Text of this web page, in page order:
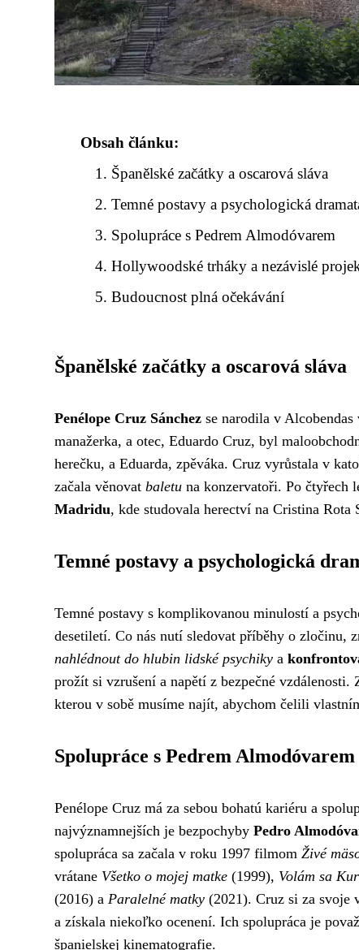
Obsah článku:
Španělské začátky a oscarová sláva
Temné postavy a psychologická
Spolupráce s Pedrem Almodóvarem
Hollywoodské trháky a nezávislé
Budoucnost plná očekávání
Španělské začátky a oscarová sláva
Penélope Cruz Sánchez se narodila v
manažerka, a otec, Eduardo Cruz, byl
herečku, a Eduarda, zpěváka. Cruz vyrůstala v
začala věnovat baletu na konzervatoři. Po čtyřech
Madridu, kde studovala herectví na Cristina Rota
Temné postavy a psychologická
Temné postavy s komplikovanou minulostí a
desetiletí. Co nás nutí sledovat příběhy o zločinu,
nahlédnout do hlubin lidské psychiky a
prožít si vzrušení a napětí z bezpečné
kterou v sobě musíme najít, abychom čelili
Spolupráce s Pedrem Almodóvarem
Penélope Cruz má za sebou bohatú kariéru a
najvýznamnejších je bezpochyby Pedro
spolupráca sa začala v roku 1997 filmom Živé
vrátane Všetko o mojej matke (1999), Volám sa
(2016) a Paralelné matky (2021). Cruz si za svoje
a získala niekoľko ocenení. Ich spolupráca je
španielskej kinematografie.